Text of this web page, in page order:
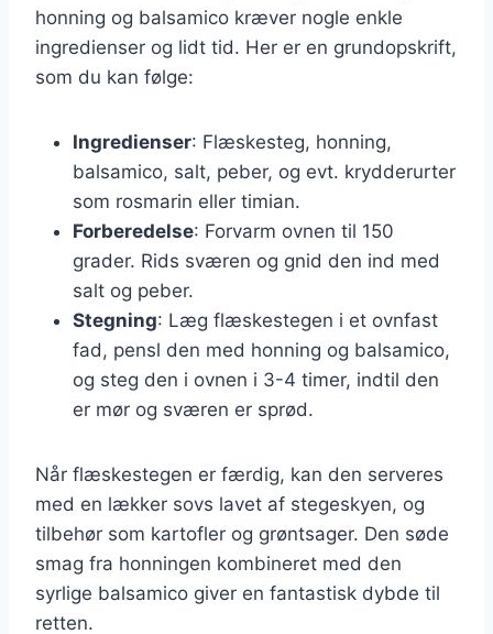
honning og balsamico kræver nogle enkle
ingredienser og lidt tid. Her er en grundopskrift,
som du kan følge:
Ingredienser: Flæskesteg, honning,
balsamico, salt, peber, og evt. krydderurter
som rosmarin eller timian.
Forberedelse: Forvarm ovnen til 150
grader. Rids sværen og gnid den ind med
salt og peber.
Stegning: Læg flæskestegen i et ovnfast
fad, pensl den med honning og balsamico,
og steg den i ovnen i 3-4 timer, indtil den
er mør og sværen er sprød.
Når flæskestegen er færdig, kan den serveres
med en lækker sovs lavet af stegeskyen, og
tilbehør som kartofler og grøntsager. Den søde
smag fra honningen kombineret med den
syrlige balsamico giver en fantastisk dybde til
retten.